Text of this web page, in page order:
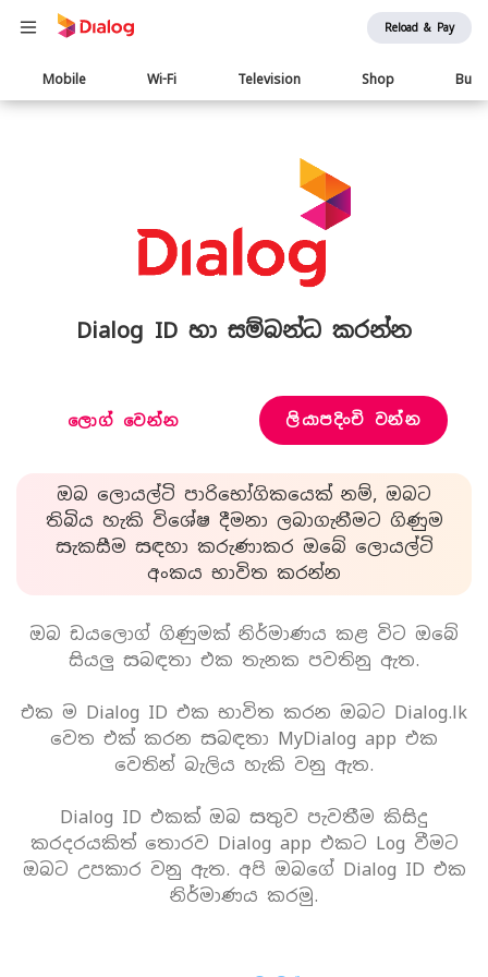
Reload & Pay
Main
navigation
Mobile Wi-Fi Television Shop
Dialog ID හා සම්බන්ධ කරන්න
ලොග් වෙන්න ලියාපදිංචි වන්න
ඔබ ලොයල්ටි පාරිභෝගිකයෙක් නම්, ඔබට
තිබිය හැකි විශේෂ දීමනා ලබාගැනීමට ගිණුම
සැකසීම සඳහා කරුණාකර ඔබේ ලොයල්ටි
අංකය භාවිත කරන්න
ඔබ ඩයලොග් ගිණුමක් නිර්මාණය කළ විට ඔබේ
සියලු සබඳතා එක තැනක පවතිනු ඇත.
එක ම Dialog ID එක භාවිත කරන ඔබට Dialog.lk
වෙත එක් කරන සබඳතා MyDialog app එක
වෙතින් බැලිය හැකි වනු ඇත.
Dialog ID එකක් ඔබ සතුව පැවතීම කිසිදු
කරදරයකිත් තොරව Dialog app එකට Log වීමට
ඔබට උපකාර වනු ඇත. අපි ඔබගේ Dialog ID එක
නිර්මාණය කරමු.